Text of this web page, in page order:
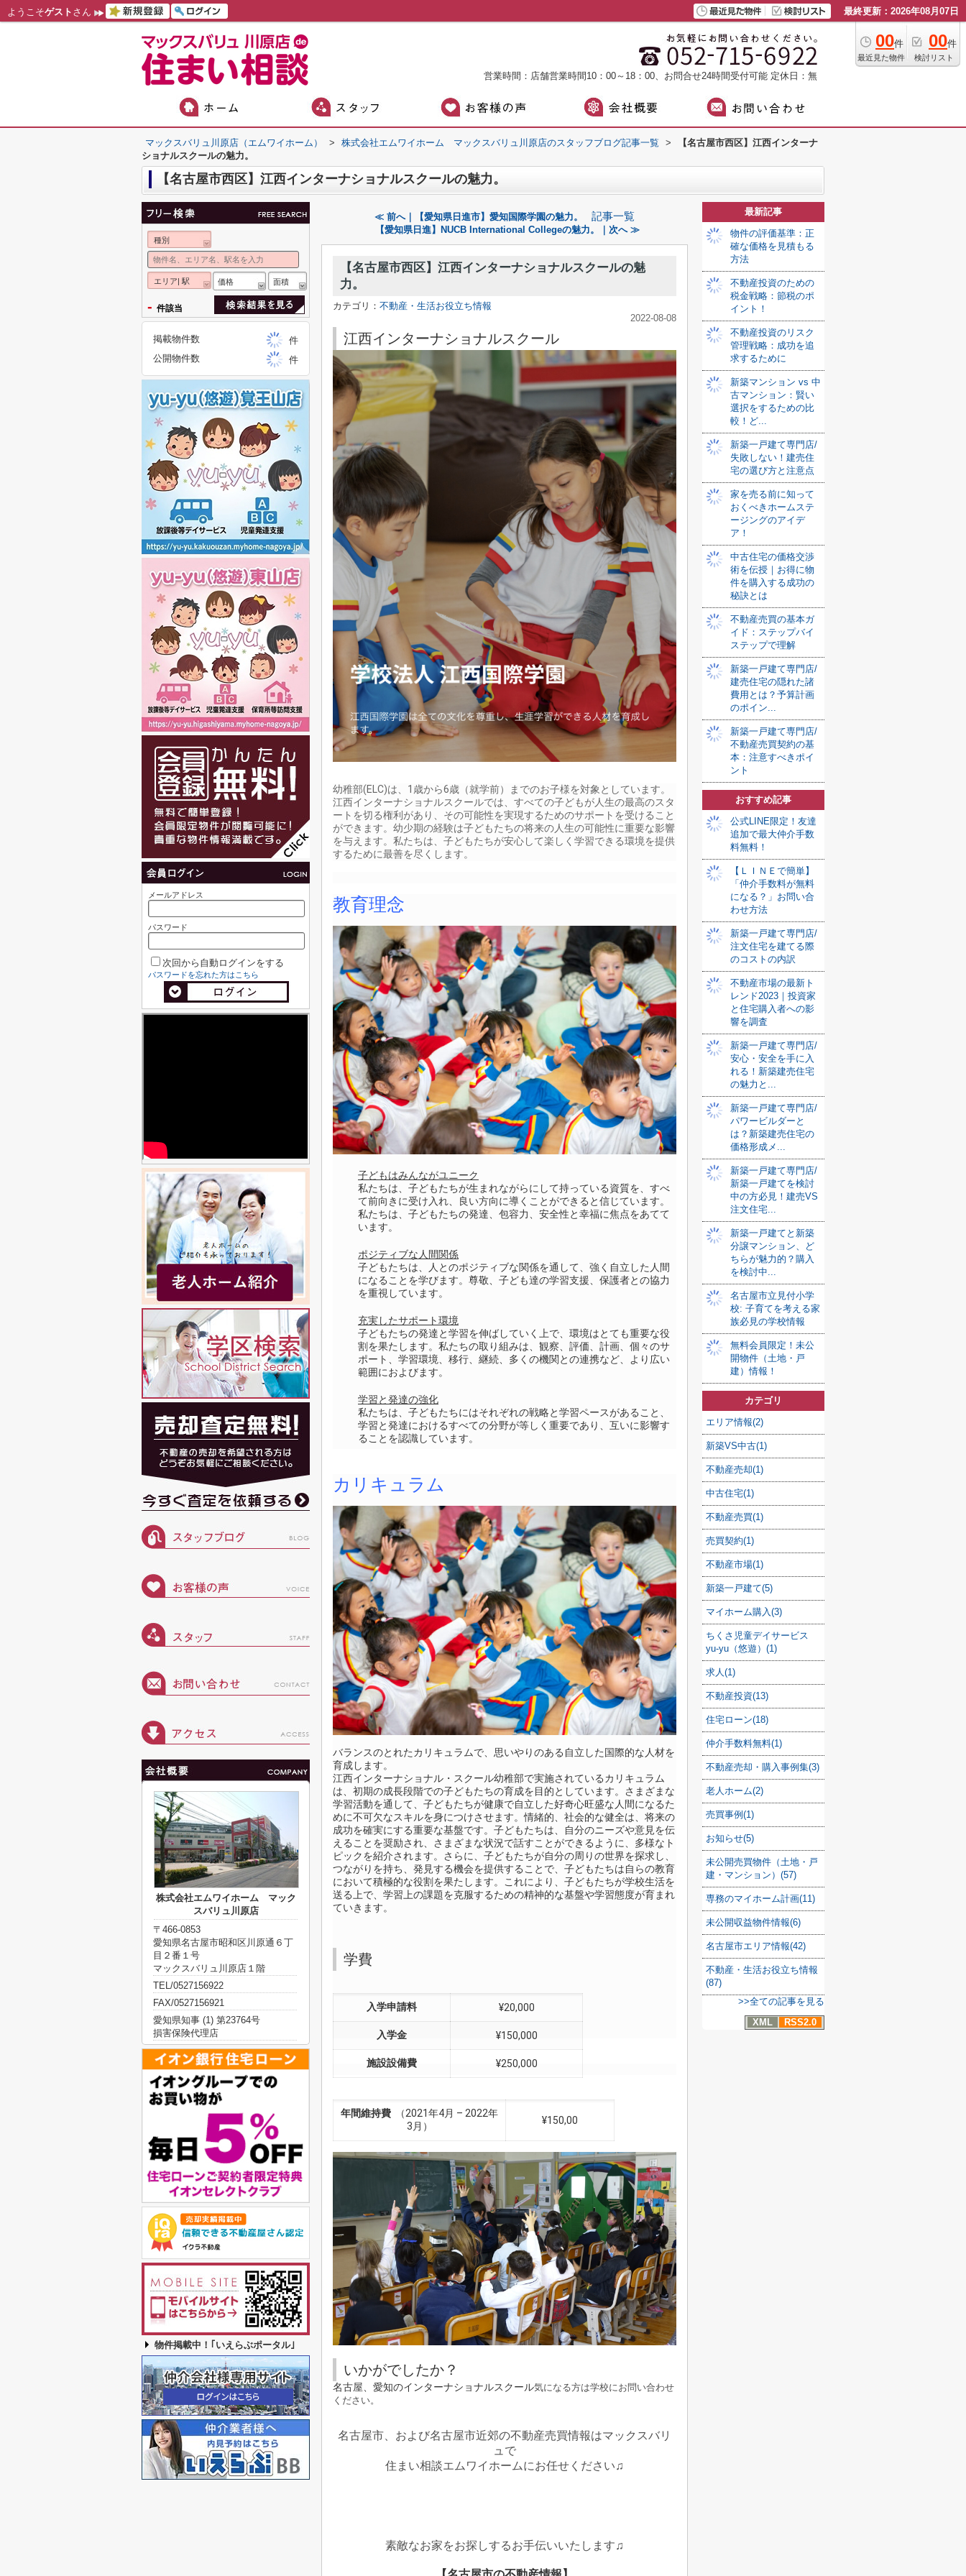
ようこそゲスト さん 最終更新：2026年08月07日
00件
最近見た物件
00件
検討リスト
営業時間：店舗営業時間10：00～18：00、お問合せ24時間受付可能 定休日：無
マックスバリュ川原店（エムワイホーム） > 株式会社エムワイホーム マックスバリュ川原店のスタッフブログ記事一覧 >
【名古屋市西区】江西インターナ
ショナルスクールの魅力。
【名古屋市西区】江西インターナショナルスクールの魅力。
≪ 前へ｜【愛知県日進市】愛知国際学園の魅力。 記事一覧
【愛知県日進】NUCB International Collegeの魅力。｜次へ ≫
【名古屋市西区】江西インターナショナルスクールの魅
力。
カテゴリ： 不動産・生活お役立ち情報
2022-08-08
江西インターナショナルスクール
幼稚部(ELC)は、1歳から6歳（就学前）までのお子様を対象としています。
江西インターナショナルスクールでは、すべての子どもが人生の最高のスタ
ートを切る権利があり、その可能性を実現するためのサポートを受けること
ができます。幼少期の経験は子どもたちの将来の人生の可能性に重要な影響
を与えます。私たちは、子どもたちが安心して楽しく学習できる環境を提供
するために最善を尽くします。
教育理念
子どもはみんながユニーク
私たちは、子どもたちが生まれながらにして持っている資質を、すべ
て前向きに受け入れ、良い方向に導くことができると信じています。
私たちは、子どもたちの発達、包容力、安全性と幸福に焦点をあてて
います。
ポジティブな人間関係
子どもたちは、人とのポジティブな関係を通して、強く自立した人間
になることを学びます。尊敬、子ども達の学習支援、保護者との協力
を重視しています。
充実したサポート環境
子どもたちの発達と学習を伸ばしていく上で、環境はとても重要な役
割を果たします。私たちの取り組みは、観察、評価、計画、個々のサ
ポート、学習環境、移行、継続、多くの機関との連携など、より広い
範囲におよびます。
学習と発達の強化
私たちは、子どもたちにはそれぞれの戦略と学習ペースがあること、
学習と発達におけるすべての分野が等しく重要であり、互いに影響す
ることを認識しています。
カリキュラム
バランスのとれたカリキュラムで、思いやりのある自立した国際的な人材を
育成します。
江西インターナショナル・スクール幼稚部で実施されているカリキュラム
は、初期の成長段階での子どもたちの育成を目的としています。さまざまな
学習活動を通して、子どもたちが健康で自立した好奇心旺盛な人間になるた
めに不可欠なスキルを身につけさせます。情緒的、社会的な健全は、将来の
成功を確実にする重要な基盤です。子どもたちは、自分のニーズや意見を伝
えることを奨励され、さまざまな状況で話すことができるように、多様なト
ピックを紹介されます。さらに、子どもたちが自分の周りの世界を探求し、
つながりを持ち、発見する機会を提供することで、子どもたちは自らの教育
において積極的な役割を果たします。これにより、子どもたちが学校生活を
送る上で、学習上の課題を克服するための精神的な基盤や学習態度が育まれ
ていきます。
学費
入学申請料 ¥20,000
入学金 ¥150,000
施設設備費 ¥250,000
年間維持費
（2021年4月 – 2022年
3月）
¥150,00
いかがでしたか？
名古屋、愛知のインターナショナルスクール気になる方は学校にお問い合わせ
ください。
名古屋市、および名古屋市近郊の不動産売買情報はマックスバリ
ュで
住まい相談エムワイホームにお任せください♫
素敵なお家をお探しするお手伝いいたします♫
最新記事
物件の評価基準：正
確な価格を見積もる
方法
不動産投資のための
税金戦略：節税のポ
イント！
不動産投資のリスク
管理戦略：成功を追
求するために
新築マンション vs 中
古マンション：賢い
選択をするための比
較！ど...
新築一戸建て専門店/
失敗しない！建売住
宅の選び方と注意点
家を売る前に知って
おくべきホームステ
ージングのアイデ
ア！
中古住宅の価格交渉
術を伝授｜お得に物
件を購入する成功の
秘訣とは
不動産売買の基本ガ
イド：ステップバイ
ステップで理解
新築一戸建て専門店/
建売住宅の隠れた諸
費用とは？予算計画
のポイン...
新築一戸建て専門店/
不動産売買契約の基
本：注意すべきポイ
ント
おすすめ記事
公式LINE限定！友達
追加で最大仲介手数
料無料！
【ＬＩＮＥで簡単】
「仲介手数料が無料
になる？」お問い合
わせ方法
新築一戸建て専門店/
注文住宅を建てる際
のコストの内訳
不動産市場の最新ト
レンド2023｜投資家
と住宅購入者への影
響を調査
新築一戸建て専門店/
安心・安全を手に入
れる！新築建売住宅
の魅力と...
新築一戸建て専門店/
パワービルダーと
は？新築建売住宅の
価格形成メ...
新築一戸建て専門店/
新築一戸建てを検討
中の方必見！建売VS
注文住宅...
新築一戸建てと新築
分譲マンション、ど
ちらが魅力的？購入
を検討中...
名古屋市立見付小学
校: 子育てを考える家
族必見の学校情報
無料会員限定！未公
開物件（土地・戸
建）情報！
カテゴリ
エリア情報(2)
新築VS中古(1)
不動産売却(1)
中古住宅(1)
不動産売買(1)
売買契約(1)
不動産市場(1)
新築一戸建て(5)
マイホーム購入(3)
ちくさ児童デイサービス
yu-yu（悠遊）(1)
求人(1)
不動産投資(13)
住宅ローン(18)
仲介手数料無料(1)
不動産売却・購入事例集(3)
老人ホーム(2)
売買事例(1)
お知らせ(5)
未公開売買物件（土地・戸
建・マンション）(57)
専務のマイホーム計画(11)
未公開収益物件情報(6)
名古屋市エリア情報(42)
不動産・生活お役立ち情報
(87)
>>全ての記事を見る
XML
RSS2.0
種別
エリア| 駅 価格 面積
- 件該当
掲載物件数
件
公開物件数
件
メールアドレス
パスワード
次回から自動ログインをする
パスワードを忘れた方はこちら
株式会社エムワイホーム マック
スバリュ川原店
〒466-0853
愛知県名古屋市昭和区川原通６丁
目２番１号
マックスバリュ川原店１階
TEL/0527156922
FAX/0527156921
愛知県知事 (1) 第23764号
損害保険代理店
物件掲載中！｢いえらぶポータル｣